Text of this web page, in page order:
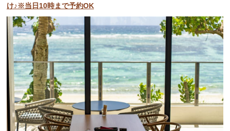
け♪※当日10時まで予約OK